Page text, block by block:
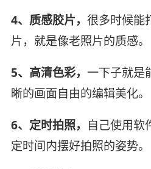
4、质感胶片， 很多时候能
片，就是像老照片的质感。
5、高清色彩， 一下子就是
晰的画面自由的编辑美化。
6、定时拍照， 自己使用软
定时间内摆好拍照的姿势。